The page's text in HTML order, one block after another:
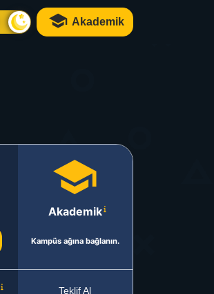
Akademik
Akademik
Kampüs ağına bağlanın.
Teklif Al